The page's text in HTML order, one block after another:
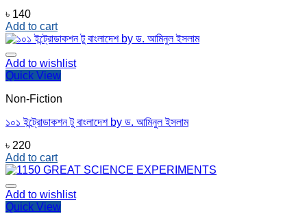
৳ 140
Add to cart
Add to wishlist
Quick View
Non-Fiction
১০১ ইন্ট্রোডাকশন টু বাংলাদেশ by ড. আমিনুল ইসলাম
৳ 220
Add to cart
Add to wishlist
Quick View